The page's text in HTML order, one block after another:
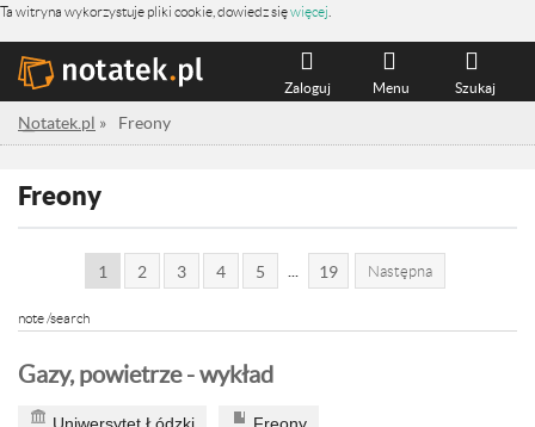
Ta witryna wykorzystuje pliki cookie, dowiedz sięwięcej
Szukaj
Menu
Zaloguj
Notatek.pl » Freony
Freony
1 2 3 4 5 19 Następna
note /search
Gazy, powietrze - wykład